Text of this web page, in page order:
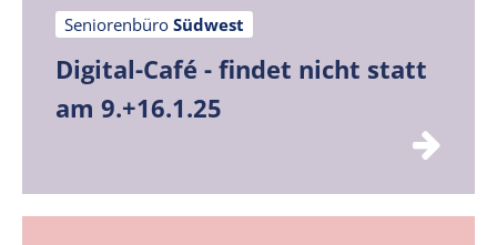
Seniorenbüro Südwest
Digital-Café - findet nicht statt
am 9.+16.1.25